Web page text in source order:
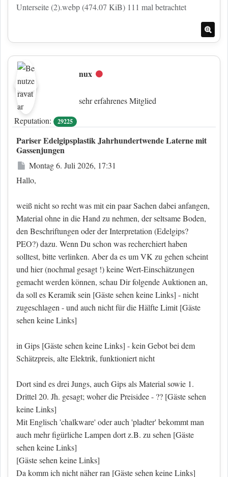
Unterseite (2).webp (474.07 KiB) 111 mal betrachtet
nux Offline
sehr erfahrenes Mitglied
Reputation:
29225
Pariser Edelgipsplastik Jahrhundertwende Laterne mit
Gassenjungen
Beitrag
Montag 6. Juli 2026, 17:31
Hallo,
weiß nicht so recht was mit ein paar Sachen dabei anfangen,
Material ohne in die Hand zu nehmen, der seltsame Boden,
den Beschriftungen oder der Interpretation (Edelgips?
PEO?) dazu. Wenn Du schon was recherchiert haben
solltest, bitte verlinken. Aber da es um VK zu gehen scheint
und hier (nochmal gesagt !) keine Wert-Einschätzungen
gemacht werden können, schau Dir folgende Auktionen an,
da soll es Keramik sein [Gäste sehen keine Links] - nicht
zugeschlagen - und auch nicht für die Hälfte Limit[Gäste
sehen keine Links]
in Gips [Gäste sehen keine Links] - kein Gebot bei dem
Schätzpreis, alte Elektrik, funktioniert nicht
Dort sind es drei Jungs, auch Gips als Material sowie 1.
Drittel 20. Jh. gesagt; woher die Preisidee - ?? [Gäste sehen
keine Links]
Mit Englisch 'chalkware' oder auch 'pladter' bekommt man
auch mehr figürliche Lampen dort z.B. zu sehen [Gäste
sehen keine Links]
[Gäste sehen keine Links]
Da komm ich nicht näher ran [Gäste sehen keine Links]